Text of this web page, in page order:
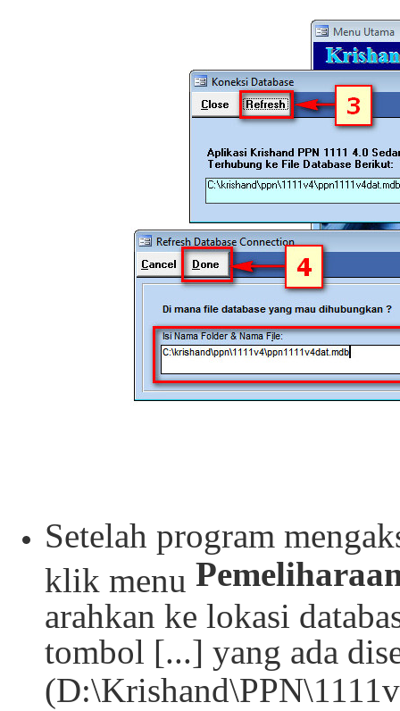
Setelah program
klik menu
arahkan ke lokasi
tombol [...] yang ada